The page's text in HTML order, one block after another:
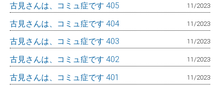
古見さんは、コミュ症です 405 11/2023
古見さんは、コミュ症です 404 11/2023
古見さんは、コミュ症です 403 11/2023
古見さんは、コミュ症です 402 11/2023
古見さんは、コミュ症です 401 11/2023